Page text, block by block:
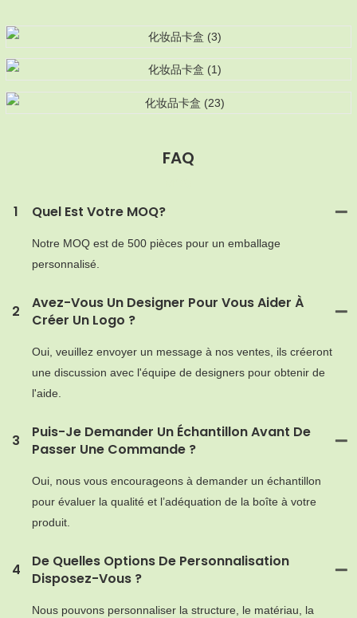
FAQ
1 Quel Est Votre MOQ?
Notre MOQ est de 500 pièces pour un emballage
personnalisé.
2
Avez-Vous Un Designer Pour Vous Aider À
Créer Un Logo ?
Oui, veuillez envoyer un message à nos ventes, ils créeront
une discussion avec l'équipe de designers pour obtenir de
l'aide.
3
Puis-Je Demander Un Échantillon Avant De
Passer Une Commande ?
Oui, nous vous encourageons à demander un échantillon
pour évaluer la qualité et l’adéquation de la boîte à votre
produit.
4
De Quelles Options De Personnalisation
Disposez-Vous ?
Nous pouvons personnaliser la structure, le matériau, la